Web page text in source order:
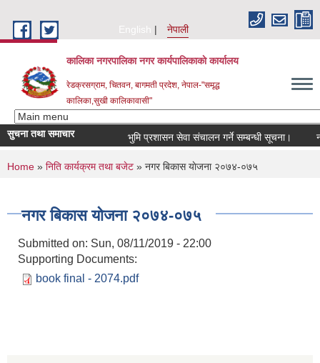
English
नेपाली
कालिका नगरपालिका नगर कार्यपालिकाकाे कार्यालय
रेडक्रसग्राम, चितवन, बागमती प्रदेश, नेपाल-"समृद्ध
कालिका,सुखी कालिकावासी"
सुचना तथा समाचार भुमि प्रशासन सेवा संचालन गर्ने सम्बन्धी सूचना।
You are here
Home » निति कार्यक्रम तथा बजेट » नगर बिकास याेजना २०७४-०७५
नगर बिकास याेजना २०७४-०७५
Submitted on: Sun, 08/11/2019 - 22:00
Supporting Documents:
book final - 2074.pdf